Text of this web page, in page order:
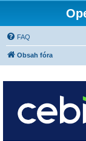
FAQ
Obsah fóra